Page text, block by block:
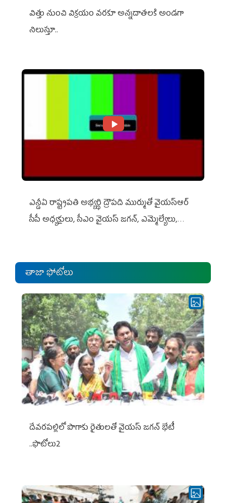
విత్తు నుంచి విక్రయం వరకూ అన్నదాతలకి అండగా
నిలుస్తూ..
ఎన్డీఏ రాష్ట్ర‌ప‌తి అభ్య‌ర్థి ద్రౌప‌ది ముర్ముతో వైయ‌స్ఆర్
సీపీ అధ్య‌క్షులు, సీఎం వైయ‌స్ జ‌గ‌న్, ఎమ్మెల్యేలు,
తాజా ఫోటోలు
దేవరపల్లిలో పొగాకు రైతులతో వైయస్ జగన్ భేటీ
..ఫొటోలు2